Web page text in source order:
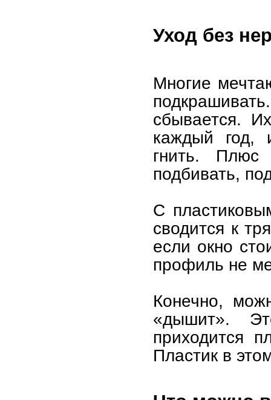
Уход без
Многие
сбывается.
каждый год,
гнить.
подбивать,
С
сводится к
если окно
профиль не
Конечно,
«дышит».
приходится
Пластик в